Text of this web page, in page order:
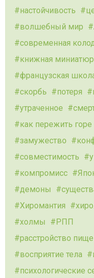
настойчивость
волшебный мир
современная
книжная
французская
скорбь
потеря
утраченное
как пережить горе
замужество
совместимость
компромисс
демоны
Хиромантия
холмы
РПП
расстройство
восприятие тела
психологические